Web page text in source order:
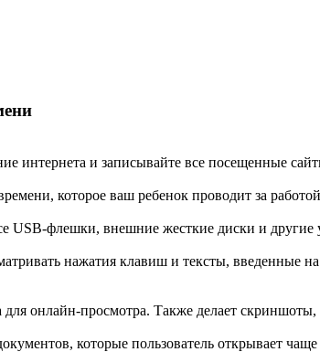
интернета и записывайте все посещенные
которое ваш ребенок проводит за
USB-флешки, внешние жесткие диски и
нажатия клавиш и тексты, введенные
онлайн-просмотра. Также делает скриншоты,
которые пользователь открывает чаще